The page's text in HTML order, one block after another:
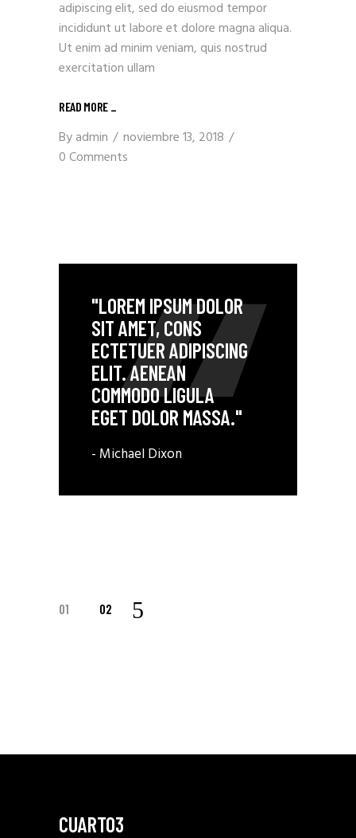
adipiscing elit, sed do eiusmod tempor
incididunt ut labore et dolore magna aliqua.
Ut enim ad minim veniam, quis nostrud
exercitation ullam
READ MORE _
Byadmin
noviembre 13, 2018
0 Comments
"LOREM IPSUM DOLOR
SIT AMET, CONS
ECTETUER ADIPISCING
ELIT. AENEAN
COMMODO LIGULA
EGET DOLOR MASSA."
- Michael Dixon
PAGINACIÓN
01 02
CUARTO3